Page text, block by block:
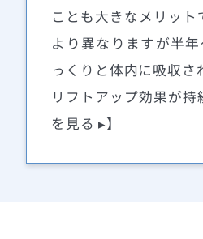
ことも大きなメリット
より異なりますが半
っくりと体内に吸収さ
リフトアップ効果が持
を見る ▸】